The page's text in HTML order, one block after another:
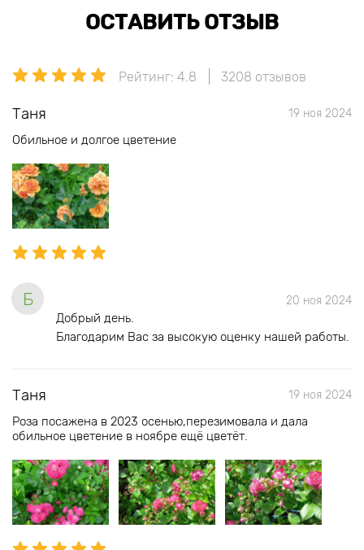
ОСТАВИТЬ ОТЗЫВ
Рейтинг: 4.8 3208 отзывов
Таня 19 ноя 2024
Обильное и долгое цветение
Б 20 ноя 2024
Добрый день.
Благодарим Вас за высокую оценку нашей работы.
Таня 19 ноя 2024
Роза посажена в 2023 осенью,перезимовала и дала
обильное цветение в ноябре ещё цветёт.